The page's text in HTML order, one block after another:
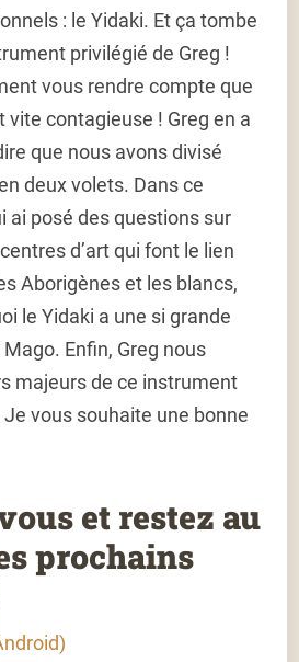
: le Yidaki. Et ça tombe
privilégié de Greg !
vous rendre compte que
vite contagieuse ! Greg en a
que nous avons divisé
deux volets. Dans ce
ai posé des questions sur
d’art qui font le lien
Aborigènes et les blancs,
le Yidaki a une si grande
Enfin, Greg nous
majeurs de ce instrument
vous souhaite une bonne
et restez au
prochains